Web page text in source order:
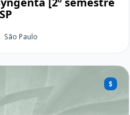
São Paulo